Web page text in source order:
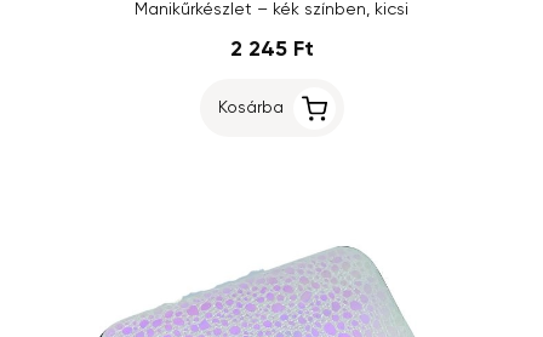
Manikűrkészlet – kék színben, kicsi
2 245 Ft
Kosárba